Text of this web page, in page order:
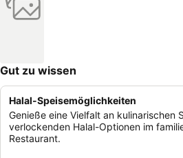
Gut zu wissen
Halal-Speisemöglichkeiten
Genieße eine Vielfalt an kulinarischen
verlockenden Halal-Optionen im
Restaurant.